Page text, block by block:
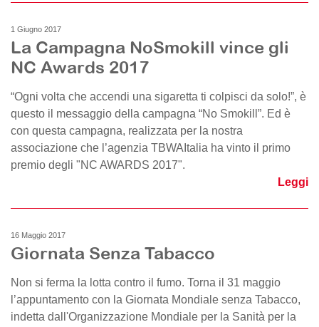
1 Giugno 2017
La Campagna NoSmokill vince gli
NC Awards 2017
“Ogni volta che accendi una sigaretta ti colpisci da solo!”, è
questo il messaggio della campagna “No Smokill”. Ed è
con questa campagna, realizzata per la nostra
associazione che l’agenzia TBWAItalia ha vinto il primo
premio degli "NC AWARDS 2017".
Leggi
16 Maggio 2017
Giornata Senza Tabacco
Non si ferma la lotta contro il fumo. Torna il 31 maggio
l’appuntamento con la Giornata Mondiale senza Tabacco,
indetta dall'Organizzazione Mondiale per la Sanità per la